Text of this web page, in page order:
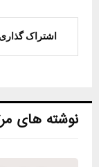
اشتراک گذاری
نوشته های